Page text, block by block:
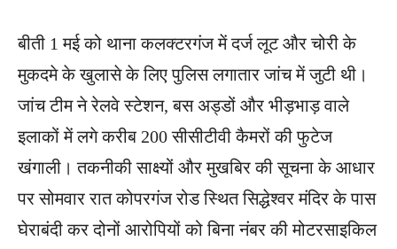
बीती 1 मई को थाना कलक्टरगंज में दर्ज लूट और चोरी के
मुकदमे के खुलासे के लिए पुलिस लगातार जांच में जुटी थी।
जांच टीम ने रेलवे स्टेशन, बस अड्डों और भीड़भाड़ वाले
इलाकों में लगे करीब 200 सीसीटीवी कैमरों की फुटेज
खंगाली। तकनीकी साक्ष्यों और मुखबिर की सूचना के आधार
पर सोमवार रात कोपरगंज रोड स्थित सिद्धेश्वर मंदिर के पास
घेराबंदी कर दोनों आरोपियों को बिना नंबर की मोटरसाइकिल